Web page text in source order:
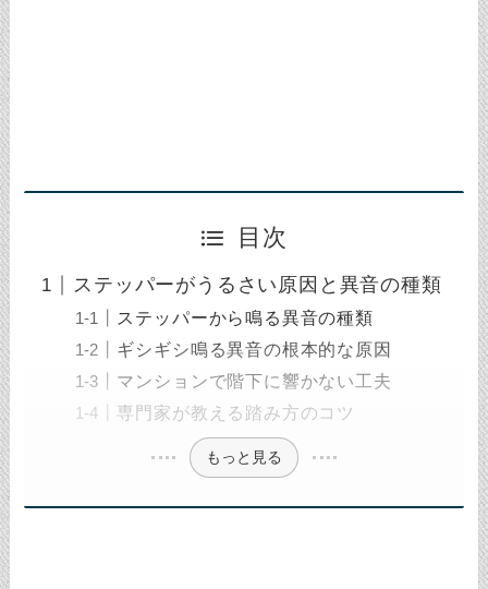
目次
ステッパーがうるさい原因と異音の種類
ステッパーから鳴る異音の種類
ギシギシ鳴る異音の根本的な原因
マンションで階下に響かない工夫
専門家が教える踏み方のコツ
もっと見る